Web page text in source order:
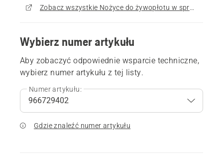
Zobacz wszystkie Nożyce do żywopłotu w sprzedaży
Wybierz numer artykułu
Aby zobaczyć odpowiednie wsparcie techniczne,
wybierz numer artykułu z tej listy.
Numer artykułu:
Gdzie znaleźć numer artykułu